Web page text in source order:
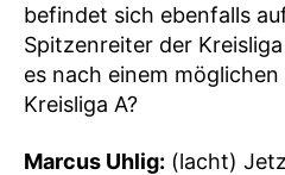
befindet sich ebenfalls
Spitzenreiter der
es nach einem
Kreisliga A?
Marcus Uhlig: (lacht)